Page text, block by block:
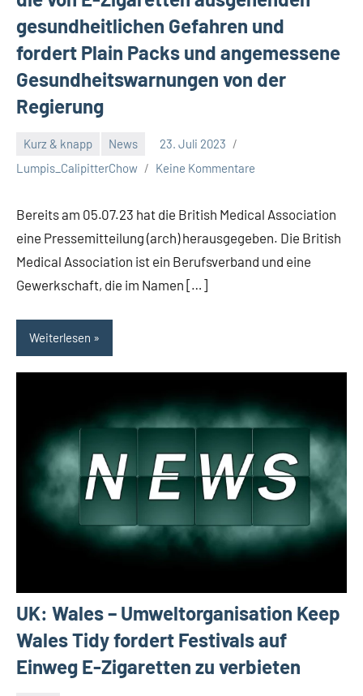
gesundheitlichen Gefahren und
fordert Plain Packs und angemessene
Gesundheitswarnungen von der
Regierung
Kurz & knapp News
23. Juli 2023
Lumpis_CalipitterChow
Keine Kommentare
Bereits am 05.07.23 hat die British Medical Association
eine Pressemitteilung (arch) herausgegeben. Die British
Medical Association ist ein Berufsverband und eine
Gewerkschaft, die im Namen […]
Weiterlesen
UK: Wales – Umweltorganisation Keep
Wales Tidy fordert Festivals auf
Einweg E-Zigaretten zu verbieten